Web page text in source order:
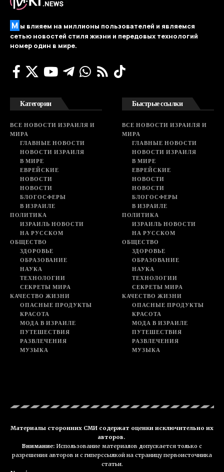
М ы влияем на миллионы пользователей и являемся
сетью новостей стиля жизни и передовых технологий
номер один в мире.
Категории
ВСЕ НОВОСТИ ИЗРАИЛЯ И
МИРА
ГЛАВНЫЕ НОВОСТИ
НОВОСТИ ИЗРАИЛЯ
В МИРЕ
ЕВРЕЙСКИЕ
НОВОСТИ
НОВОСТИ
БЛОГОСФЕРЫ
В ИЗРАИЛЕ
ПОЛИТИКА
ИЗРАИЛЬ НОВОСТИ
НА РУССКОМ
ОБЩЕСТВО
ЗДОРОВЬЕ
ОБРАЗОВАНИЕ
НАУКА
ТЕХНОЛОГИИ
СЕКРЕТЫ МИРА
КАЧЕСТВО ЖИЗНИ
ОПАСНЫЕ ПРОДУКТЫ
КРАСОТА
МОДА В ИЗРАИЛЕ
ПУТЕШЕСТВИЯ
РАЗВЛЕЧЕНИЯ
МУЗЫКА
Быстрые ссылки
ВСЕ НОВОСТИ ИЗРАИЛЯ И
МИРА
ГЛАВНЫЕ НОВОСТИ
НОВОСТИ ИЗРАИЛЯ
В МИРЕ
ЕВРЕЙСКИЕ
НОВОСТИ
НОВОСТИ
БЛОГОСФЕРЫ
В ИЗРАИЛЕ
ПОЛИТИКА
ИЗРАИЛЬ НОВОСТИ
НА РУССКОМ
ОБЩЕСТВО
ЗДОРОВЬЕ
ОБРАЗОВАНИЕ
НАУКА
ТЕХНОЛОГИИ
СЕКРЕТЫ МИРА
КАЧЕСТВО ЖИЗНИ
ОПАСНЫЕ ПРОДУКТЫ
КРАСОТА
МОДА В ИЗРАИЛЕ
ПУТЕШЕСТВИЯ
РАЗВЛЕЧЕНИЯ
МУЗЫКА
Материалы сторонних СМИ содержат оценки исключительно их
авторов.
Внимание: Использование материалов допускается только с
разрешения авторов и с гиперссылкой на страницу первоисточника
статьи.